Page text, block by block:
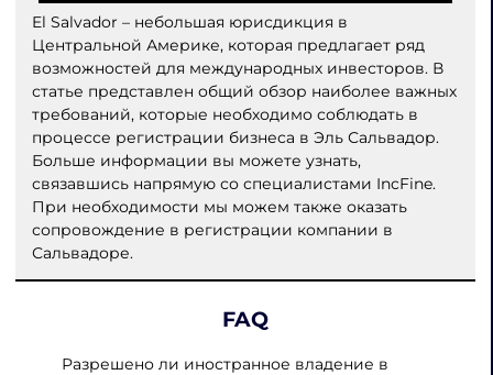
El Salvador – небольшая юрисдикция в
Центральной Америке, которая предлагает ряд
возможностей для международных инвесторов. В
статье представлен общий обзор наиболее важных
требований, которые необходимо соблюдать в
процессе регистрации бизнеса в Эль Сальвадор.
Больше информации вы можете узнать,
связавшись напрямую со специалистами IncFine.
При необходимости мы можем также оказать
сопровождение в регистрации компании в
Сальвадоре.
FAQ
Разрешено ли иностранное владение в